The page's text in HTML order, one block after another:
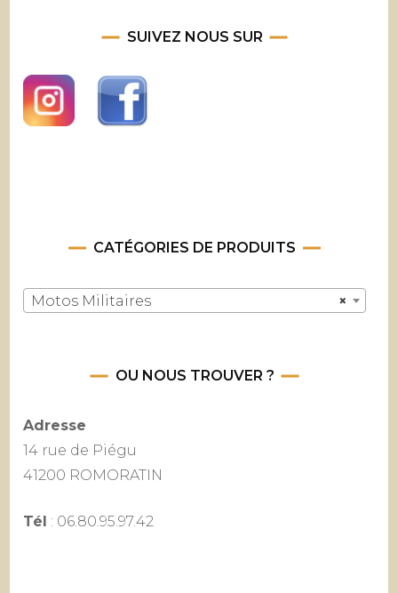
SUIVEZ NOUS SUR
CATÉGORIES DE PRODUITS
×
Motos Militaires
OU NOUS TROUVER ?
Adresse
14 rue de Piégu
41200 ROMORATIN
Tél : 06.80.95.97.42